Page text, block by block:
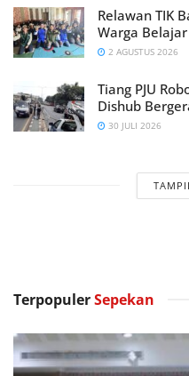
Relawan TIK
Warga
2 AGUSTUS 2026
Tiang PJU
Dishub
30 JULI 2026
TerpopulerSepekan